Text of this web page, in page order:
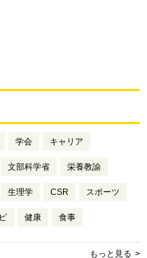
学会 キャリア
文部科学省 栄養教諭
生理学 CSR スポーツ
健康 食事
もっと見る